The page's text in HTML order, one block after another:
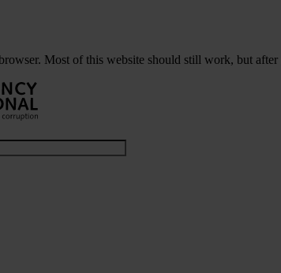
Most of this website should still work, but after